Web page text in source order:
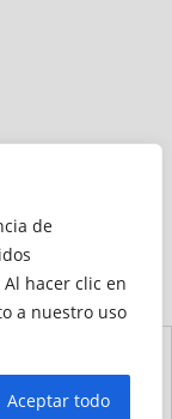
de
hacer clic en
a nuestro uso
Aceptar todo
Privacidad